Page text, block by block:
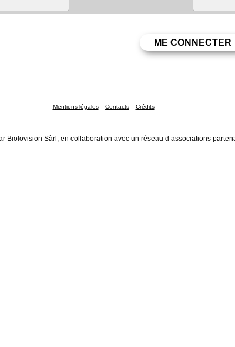
Mentions légales Contacts Crédits
Biolovision Sàrl, en collaboration avec un réseau d’associations